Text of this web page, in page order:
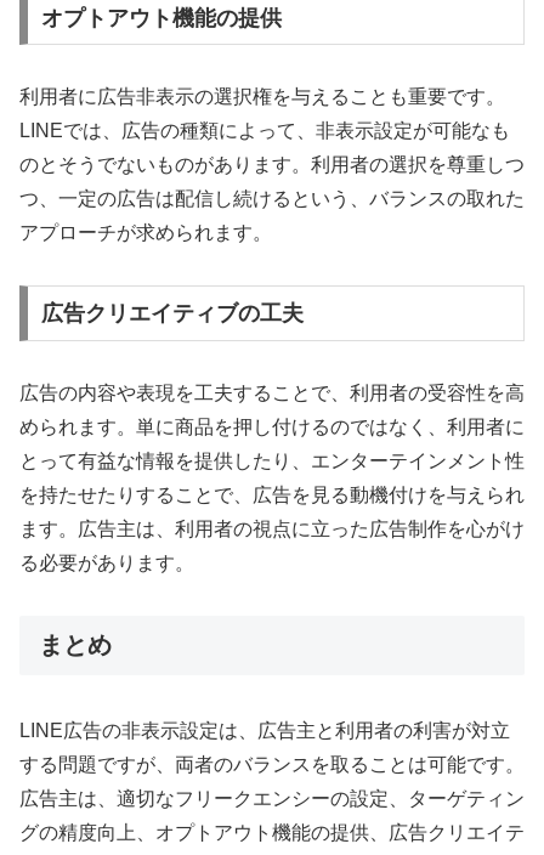
オプトアウト機能の提供
利用者に広告非表示の選択権を与えることも重要です。
LINEでは、広告の種類によって、非表示設定が可能なも
のとそうでないものがあります。利用者の選択を尊重しつ
つ、一定の広告は配信し続けるという、バランスの取れた
アプローチが求められます。
広告クリエイティブの工夫
広告の内容や表現を工夫することで、利用者の受容性を高
められます。単に商品を押し付けるのではなく、利用者に
とって有益な情報を提供したり、エンターテインメント性
を持たせたりすることで、広告を見る動機付けを与えられ
ます。広告主は、利用者の視点に立った広告制作を心がけ
る必要があります。
まとめ
LINE広告の非表示設定は、広告主と利用者の利害が対立
する問題ですが、両者のバランスを取ることは可能です。
広告主は、適切なフリークエンシーの設定、ターゲティン
グの精度向上、オプトアウト機能の提供、広告クリエイテ